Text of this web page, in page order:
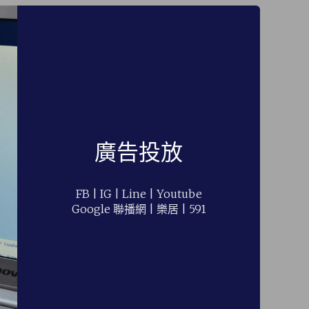
廣告投放
FB | IG | Line | Youtube
Google 聯播網 | 樂居 | 591